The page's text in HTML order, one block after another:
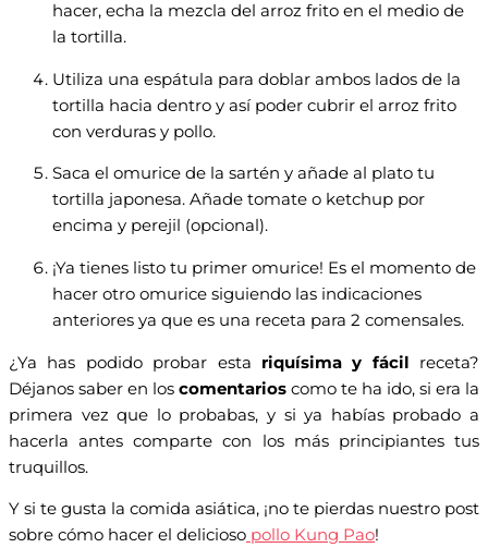
hacer, echa la mezcla del arroz frito en el medio de
la tortilla.
Utiliza una espátula para doblar ambos lados de la
tortilla hacia dentro y así poder cubrir el arroz frito
con verduras y pollo.
Saca el omurice de la sartén y añade al plato tu
tortilla japonesa. Añade tomate o ketchup por
encima y perejil (opcional).
¡Ya tienes listo tu primer omurice! Es el momento de
hacer otro omurice siguiendo las indicaciones
anteriores ya que es una receta para 2 comensales.
¿Ya has podido probar esta riquísima y fácil receta?
Déjanos saber en los comentarios como te ha ido, si era la
primera vez que lo probabas, y si ya habías probado a
hacerla antes comparte con los más principiantes tus
truquillos.
Y si te gusta la comida asiática, ¡no te pierdas nuestro post
sobre cómo hacer el delicioso pollo Kung Pao!